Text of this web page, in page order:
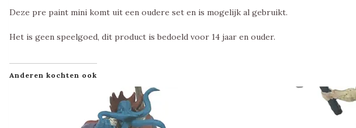
Deze pre paint mini komt uit een oudere set en is mogelijk al gebruikt.
Het is geen speelgoed, dit product is bedoeld voor 14 jaar en ouder.
Anderen kochten ook